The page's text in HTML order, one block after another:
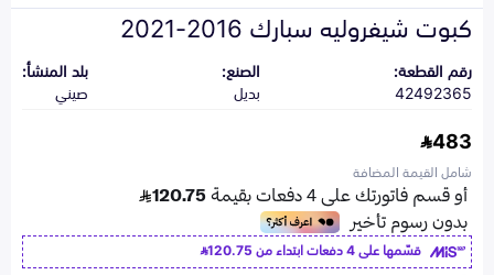
كبوت شيفروليه سبارك 2016-2021
رقم القطعة:
42492365
الصنع:
بديل
بلد المنشأ:
صيني
483
شامل القيمة المضافة
قسّمها على 4 دفعات ابتداء من
120.75